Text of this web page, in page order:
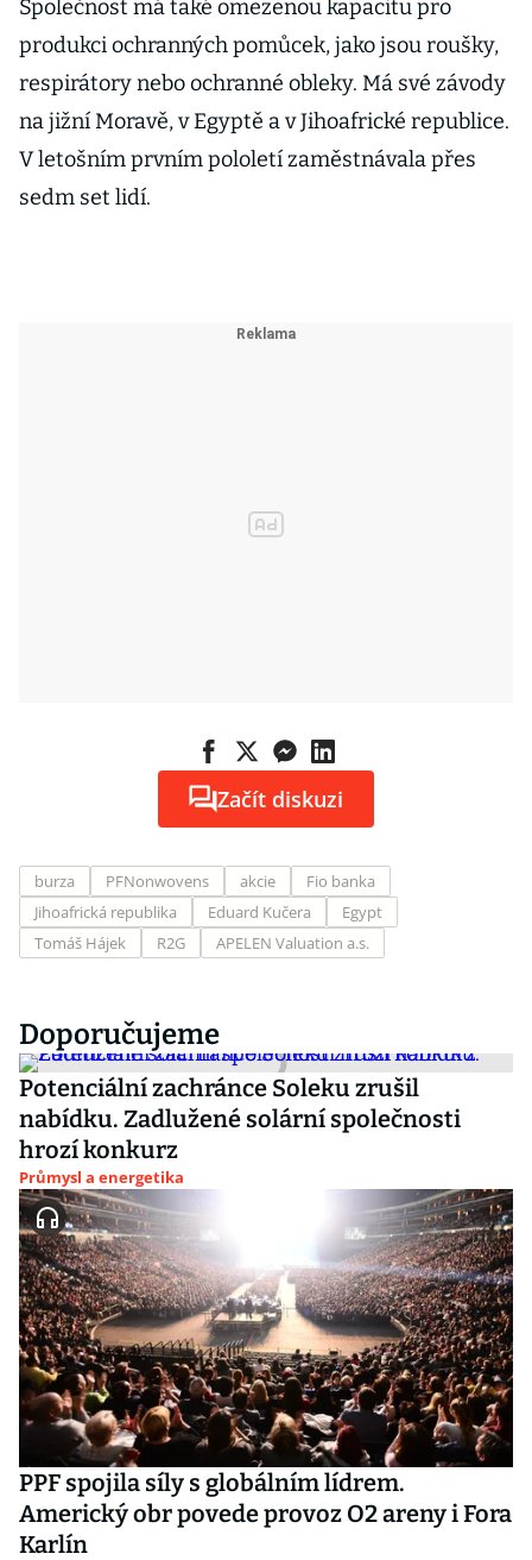
Společnost má také omezenou kapacitu pro
produkci ochranných pomůcek, jako jsou roušky,
respirátory nebo ochranné obleky. Má své závody
na jižní Moravě, v Egyptě a v Jihoafrické republice.
V letošním prvním pololetí zaměstnávala přes
sedm set lidí.
Začít diskuzi
burza PFNonwovens akcie
Fio banka
Jihoafrická republika
Eduard Kučera
Egypt
Tomáš Hájek
R2G APELEN Valuation a.s.
Doporučujeme
Potenciální zachránce Soleku zrušil
nabídku. Zadlužené solární společnosti
hrozí konkurz
Průmysl a energetika
PPF spojila síly s globálním lídrem.
Americký obr povede provoz O2 areny i Fora
Karlín